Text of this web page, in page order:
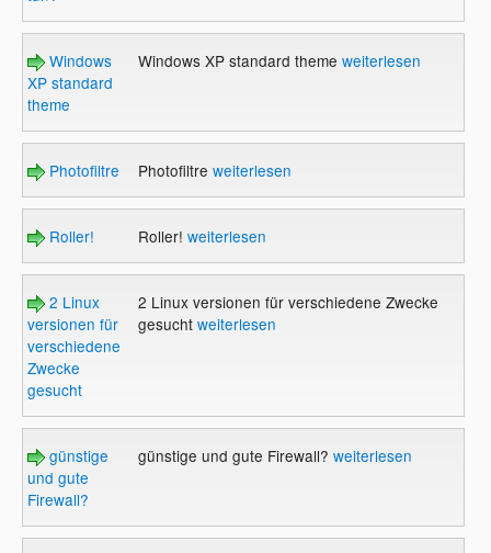
Windows
XP standard
theme
Windows XP standard theme weiterlesen
Photofiltre Photofiltre weiterlesen
Roller! Roller! weiterlesen
2 Linux
versionen für
verschiedene
Zwecke
gesucht
2 Linux versionen für verschiedene Zwecke
gesucht weiterlesen
günstige
und gute
Firewall?
günstige und gute Firewall? weiterlesen